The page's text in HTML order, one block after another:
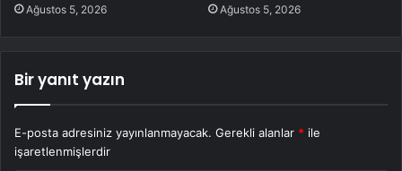
Ağustos 5, 2026 Ağustos 5, 2026
Bir yanıt yazın
E-posta adresiniz yayınlanmayacak. Gerekli alanlar * ile
işaretlenmişlerdir